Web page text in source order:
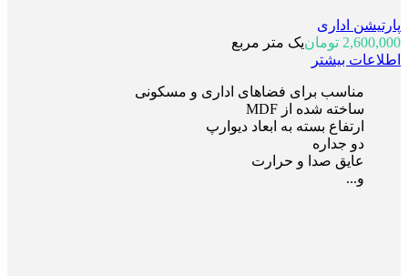
پارتیشن اداری
2,600,000 تومانیک متر مربع
اطلاعات بیشتر
مناسب برای فضاهای اداری و مسکونی
ساخته شده از MDF
ارتفاع بسته به ابعاد دیوارپ
دو جداره
عایق صدا و حرارت
و...